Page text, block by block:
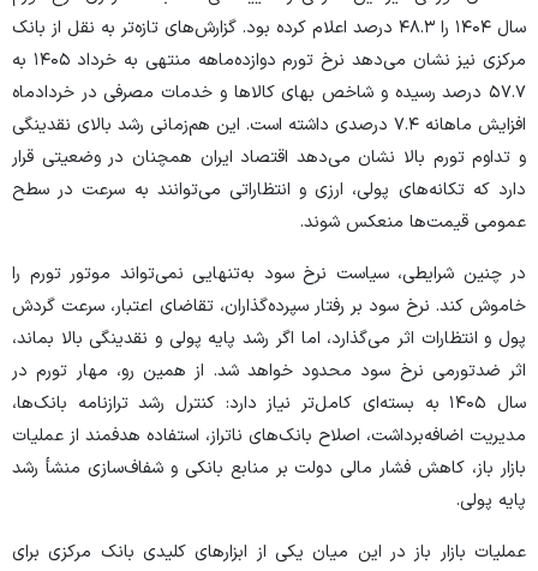
سال ۱۴۰۴ را ۴۸.۳ درصد اعلام کرده بود. گزارش‌های تازه‌تر به نقل از بانک
مرکزی نیز نشان می‌دهد نرخ تورم دوازده‌ماهه منتهی به خرداد ۱۴۰۵ به
۵۷.۷ درصد رسیده و شاخص بهای کالا‌ها و خدمات مصرفی در خردادماه
افزایش ماهانه ۷.۴ درصدی داشته است. این هم‌زمانی رشد بالای نقدینگی
و تداوم تورم بالا نشان می‌دهد اقتصاد ایران همچنان در وضعیتی قرار
دارد که تکانه‌های پولی، ارزی و انتظاراتی می‌توانند به سرعت در سطح
عمومی قیمت‌ها منعکس شوند.
در چنین شرایطی، سیاست نرخ سود به‌تنهایی نمی‌تواند موتور تورم را
خاموش کند. نرخ سود بر رفتار سپرده‌گذاران، تقاضای اعتبار، سرعت گردش
پول و انتظارات اثر می‌گذارد، اما اگر رشد پایه پولی و نقدینگی بالا بماند،
اثر ضدتورمی نرخ سود محدود خواهد شد. از همین رو، مهار تورم در
سال ۱۴۰۵ به بسته‌ای کامل‌تر نیاز دارد: کنترل رشد ترازنامه بانک‌ها،
مدیریت اضافه‌برداشت، اصلاح بانک‌های ناتراز، استفاده هدفمند از عملیات
بازار باز، کاهش فشار مالی دولت بر منابع بانکی و شفاف‌سازی منشأ رشد
پایه پولی.
عملیات بازار باز در این میان یکی از ابزار‌های کلیدی بانک مرکزی برای